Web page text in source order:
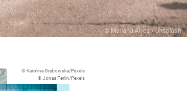
© Mariana Alves / Unsplash
© Karolina Grabowska/Pexels
© Jonas Ferlin/Pexels